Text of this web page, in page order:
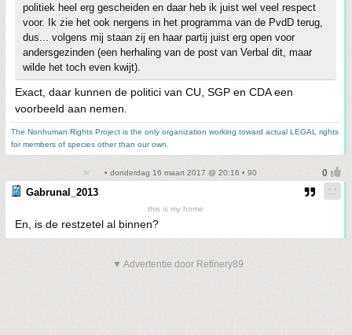
politiek heel erg gescheiden en daar heb ik juist wel veel respect
voor. Ik zie het ook nergens in het programma van de PvdD terug,
dus... volgens mij staan zij en haar partij juist erg open voor
andersgezinden (een herhaling van de post van Verbal dit, maar
wilde het toch even kwijt).
Exact, daar kunnen de politici van CU, SGP en CDA een
voorbeeld aan nemen.
The Nonhuman Rights Project is the only organization working toward actual LEGAL rights
for members of species other than our own.
• donderdag 16 maart 2017 @ 20:16 • 90
Gabrunal_2013
this is my home
En, is de restzetel al binnen?
▼ Advertentie door Refinery89